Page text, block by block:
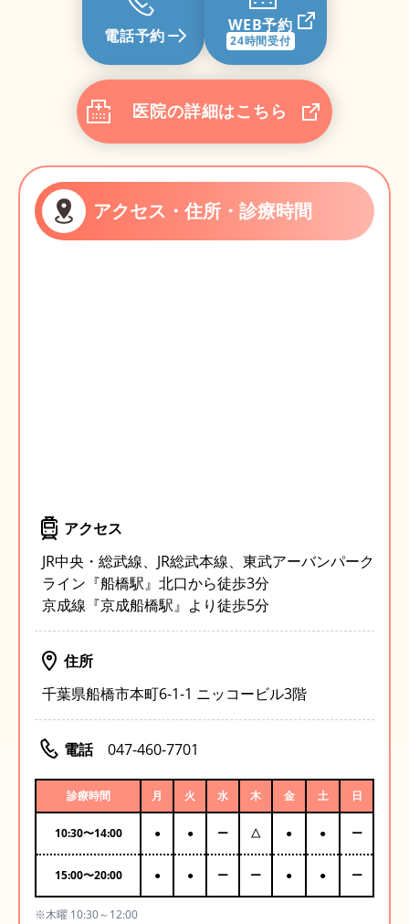
電話予約
WEB予約
24時間受付
医院の詳細はこちら
アクセス・住所・診療時間
アクセス
JR中央・総武線、JR総武本線、東武アーバンパーク
ライン『船橋駅』北口から徒歩3分
京成線『京成船橋駅』より徒歩5分
住所
千葉県船橋市本町6-1-1 ニッコービル3階
電話 047-460-7701
診療時間 月 火 水 木 金 土 日
10:30〜14:00 ● ● ー △ ● ● ー
15:00〜20:00 ● ● ー ー ● ● ー
※木曜 10:30～12:00